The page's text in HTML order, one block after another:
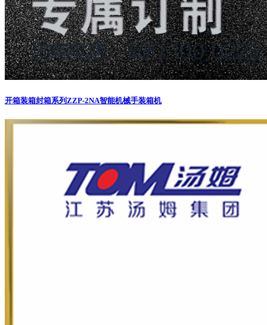
开箱装箱封箱系列 ZZP-2NA智能机械手装箱机